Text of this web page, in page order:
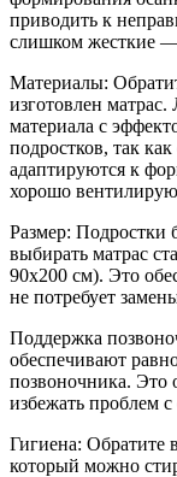
приводить к
слишком жесткие
Материалы:
изготовлен
материала с
подростков, так
адаптируются к
хорошо
Размер: Подростки
выбирать матрас
90x200 см). Это
не потребует
Поддержка
обеспечивают
позвоночника. Это
избежать проблем
Гигиена: Обратите
который можно